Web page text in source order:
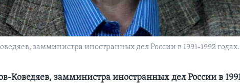
замминистра иностранных дел России в 1991-1992
Коведяев, замминистра иностранных дел России в